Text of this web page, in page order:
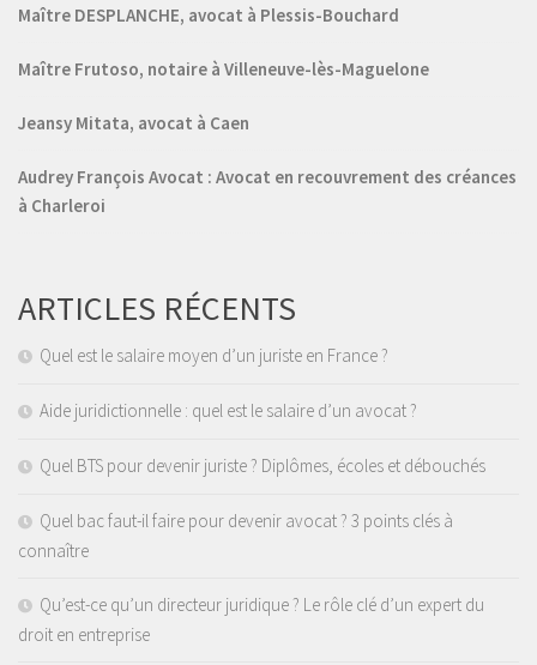
Maître DESPLANCHE, avocat à Plessis-Bouchard
Maître Frutoso, notaire à Villeneuve-lès-Maguelone
Jeansy Mitata, avocat à Caen
Audrey François Avocat : Avocat en recouvrement des créances
à Charleroi
ARTICLES RÉCENTS
Quel est le salaire moyen d’un juriste en France ?
Aide juridictionnelle : quel est le salaire d’un avocat ?
Quel BTS pour devenir juriste ? Diplômes, écoles et débouchés
Quel bac faut-il faire pour devenir avocat ? 3 points clés à
connaître
Qu’est-ce qu’un directeur juridique ? Le rôle clé d’un expert du
droit en entreprise